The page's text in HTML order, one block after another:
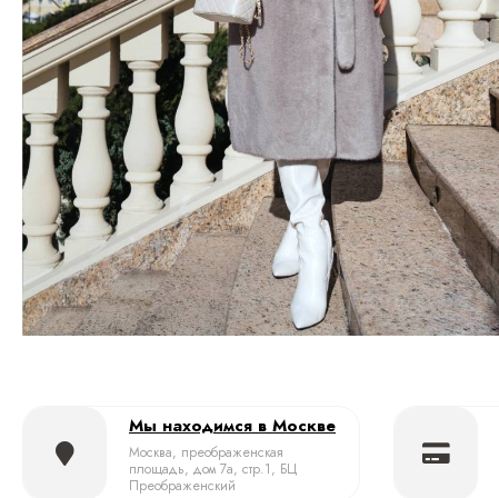
Мы находимся в Москве
Москва, преображенская
площадь, дом 7а, стр.1, БЦ
Преображенский